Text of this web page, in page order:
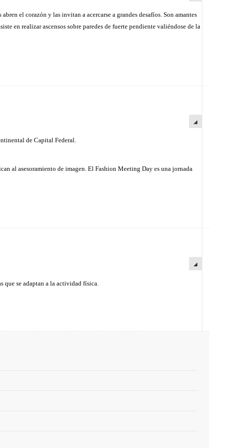
el corazón y las invitan a acercarse a grandes desafíos. Son amantes
en realizar ascensos sobre paredes de fuerte pendiente valiéndose de la
de Capital Federal.
al asesoramiento de imagen. El Fashion Meeting Day es una jornada
que se adaptan a la actividad física.